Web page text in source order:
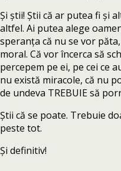
Și știi! Știi că ar putea fi și
altfel. Ai putea alege
speranța că nu se vor
moral. Că vor încerca să
percepem pe ei, pe cei ce
nu există miracole, că nu
de undeva TREBUIE să
Știi că se poate. Trebuie
peste tot.
Și definitiv!